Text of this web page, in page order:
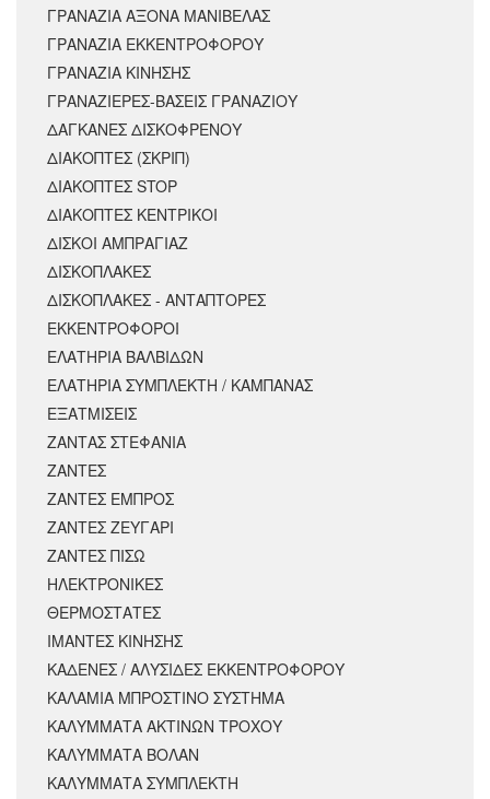
ΓΡΑΝΑΖΙΑ ΑΞΟΝΑ ΜΑΝΙΒΕΛΑΣ
ΓΡΑΝΑΖΙΑ ΕΚΚΕΝΤΡΟΦΟΡΟΥ
ΓΡΑΝΑΖΙΑ ΚΙΝΗΣΗΣ
ΓΡΑΝΑΖΙΕΡΕΣ-ΒΑΣΕΙΣ ΓΡΑΝΑΖΙΟΥ
ΔΑΓΚΑΝΕΣ ΔΙΣΚΟΦΡΕΝΟΥ
ΔΙΑΚΟΠΤΕΣ (ΣΚΡΙΠ)
ΔΙΑΚΟΠΤΕΣ STOP
ΔΙΑΚΟΠΤΕΣ ΚΕΝΤΡΙΚΟΙ
ΔΙΣΚΟΙ ΑΜΠΡΑΓΙΑΖ
ΔΙΣΚΟΠΛΑΚΕΣ
ΔΙΣΚΟΠΛΑΚΕΣ - ΑΝΤΑΠΤΟΡΕΣ
ΕΚΚΕΝΤΡΟΦΟΡΟΙ
ΕΛΑΤΗΡΙΑ ΒΑΛΒΙΔΩΝ
ΕΛΑΤΗΡΙΑ ΣΥΜΠΛΕΚΤΗ / ΚΑΜΠΑΝΑΣ
ΕΞΑΤΜΙΣΕΙΣ
ΖΑΝΤΑΣ ΣΤΕΦΑΝΙΑ
ΖΑΝΤΕΣ
ΖΑΝΤΕΣ ΕΜΠΡΟΣ
ΖΑΝΤΕΣ ΖΕΥΓΑΡΙ
ΖΑΝΤΕΣ ΠΙΣΩ
ΗΛΕΚΤΡΟΝΙΚΕΣ
ΘΕΡΜΟΣΤΑΤΕΣ
ΙΜΑΝΤΕΣ ΚΙΝΗΣΗΣ
ΚΑΔΕΝΕΣ / ΑΛΥΣΙΔΕΣ ΕΚΚΕΝΤΡΟΦΟΡΟΥ
ΚΑΛΑΜΙΑ ΜΠΡΟΣΤΙΝΟ ΣΥΣΤΗΜΑ
ΚΑΛΥΜΜΑΤΑ ΑΚΤΙΝΩΝ ΤΡΟΧΟΥ
ΚΑΛΥΜΜΑΤΑ ΒΟΛΑΝ
ΚΑΛΥΜΜΑΤΑ ΣΥΜΠΛΕΚΤΗ